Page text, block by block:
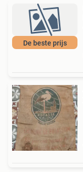
De beste prijs